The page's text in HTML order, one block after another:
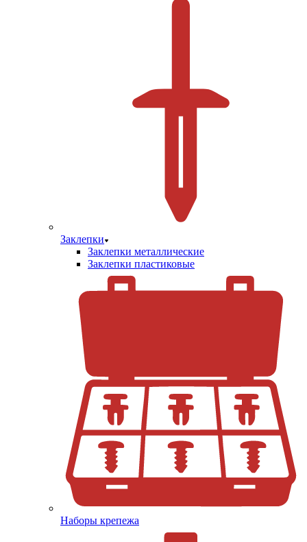
Заклепки
Заклепки металлические
Заклепки пластиковые
Наборы крепежа